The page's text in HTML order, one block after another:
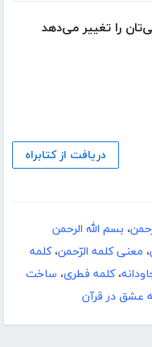
را تغییر می‌دهد
دریافت از کتابراه
، بسم الله الرحمن
، معنی کلمه الرّحمن،کلمه
،کلمه فطری، ساخت
عشق در قرآن